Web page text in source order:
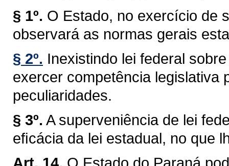
§ 1º. O Estado, no exercício de
observará as normas gerais
§ 2º. Inexistindo lei federal
exercer competência legislativa
peculiaridades.
§ 3º. A superveniência de lei
eﬁcácia da lei estadual, no que
Art. 14. O Estado do Paraná